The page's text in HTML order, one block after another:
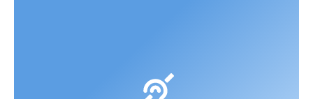
Schalldämmpaneele lassen sich auch nachträglich
mit Klebetechniken auf unterschiedliche